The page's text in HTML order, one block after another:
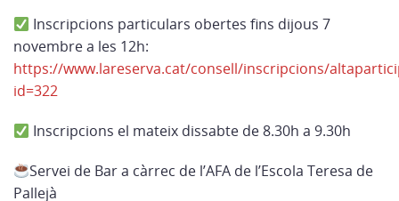
Inscripcions particulars obertes fins dijous 7
novembre a les 12h:
https://www.lareserva.cat/consell/inscripcions/
id=322
Inscripcions el mateix dissabte de 8.30h a 9.30h
Servei de Bar a càrrec de l’AFA de l’Escola Teresa de
Pallejà